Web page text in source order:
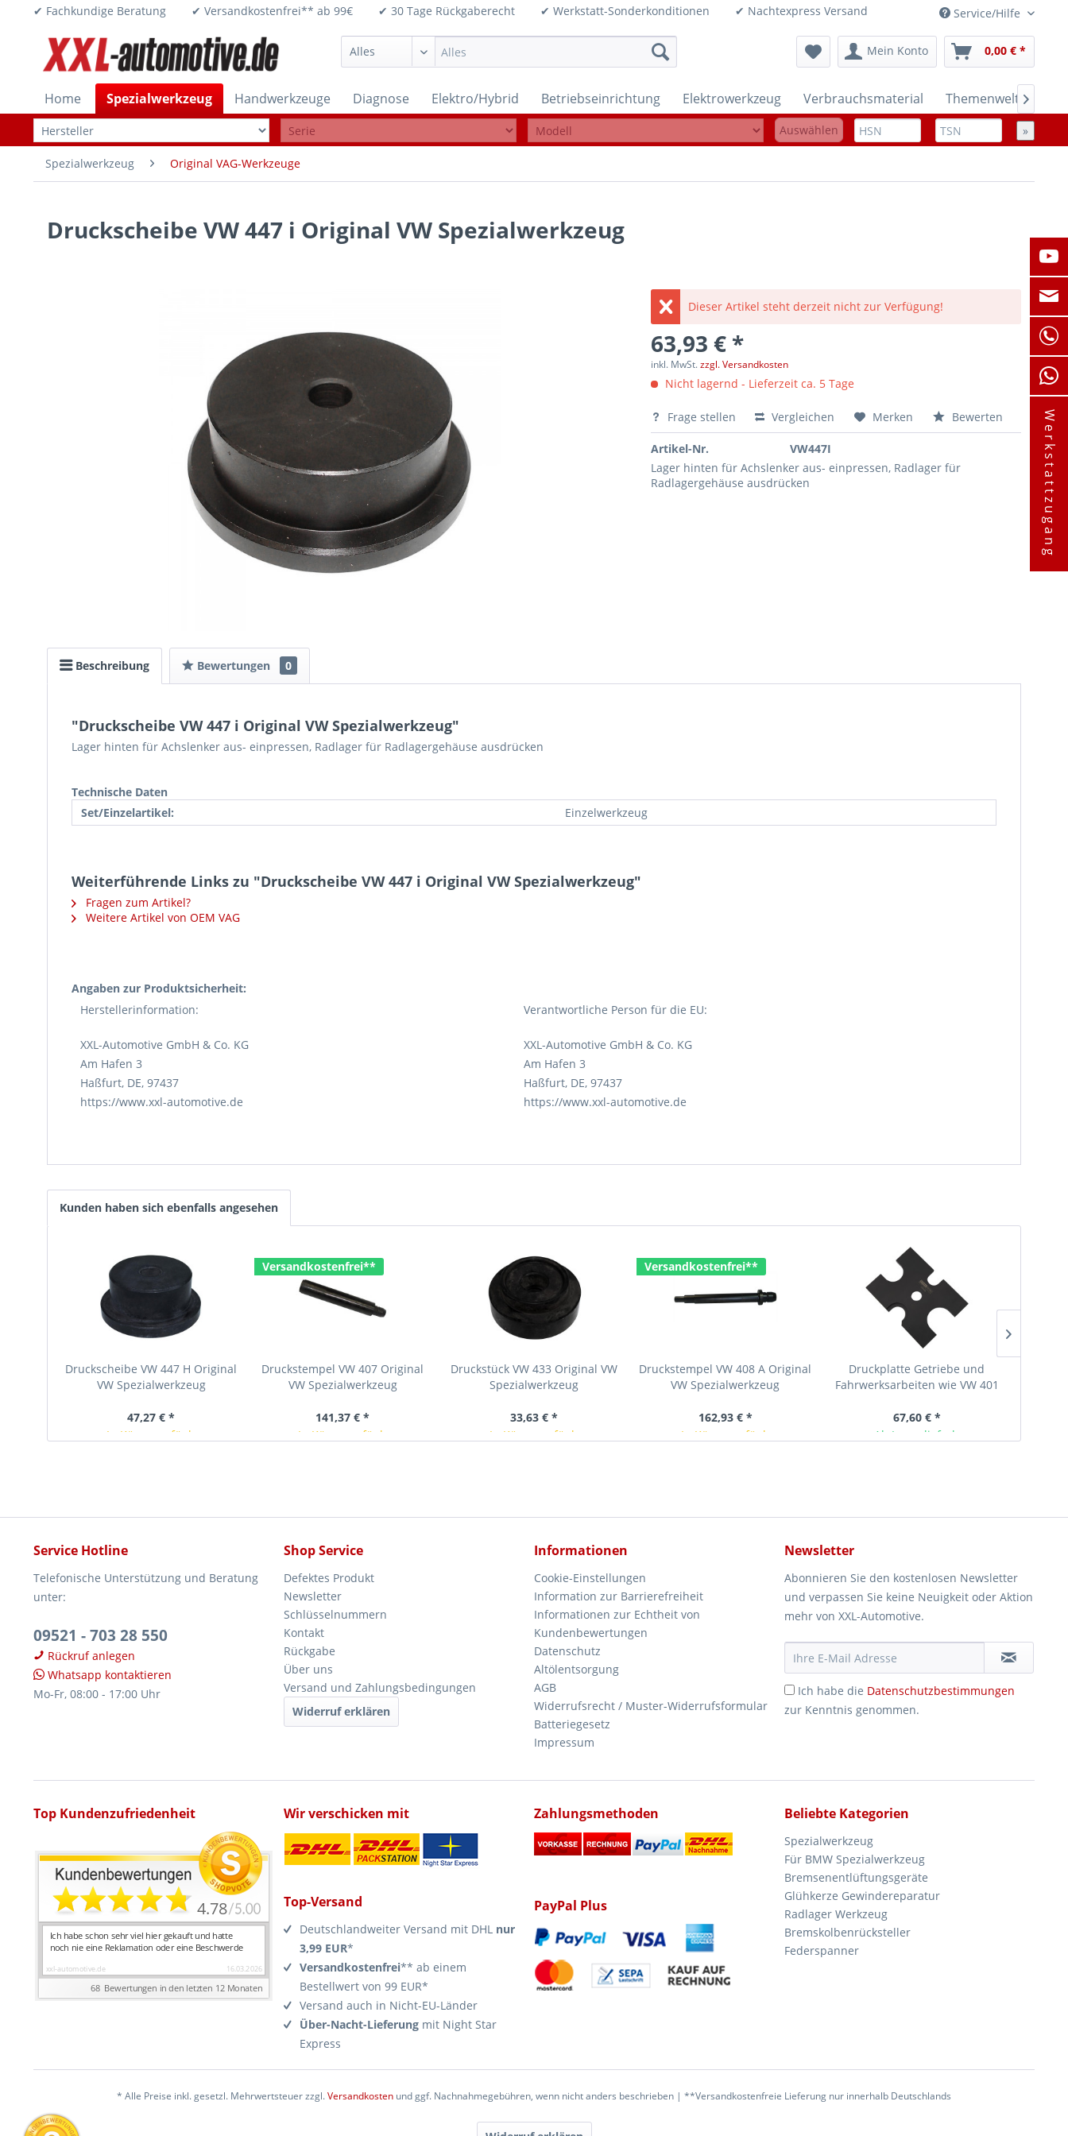
✔ Fachkundige Beratung ✔ Versandkostenfrei** ab 99€ ✔ 30 Tage Rückgaberecht ✔ Werkstatt-Sonderkonditionen ✔ Nachtexpress Versand Service/Hilfe
Mein Konto 0,00 € *
Home Spezialwerkzeug Handwerkzeuge Diagnose Elektro/Hybrid Betriebseinrichtung Elektrowerkzeug Verbrauchsmaterial Themenwelten

Auswählen »
Spezialwerkzeug Original VAG-Werkzeuge
Druckscheibe VW 447 i Original VW Spezialwerkzeug
Dieser Artikel steht derzeit nicht zur Verfügung!
63,93 € *
inkl. MwSt.zzgl. Versandkosten
Nicht lagernd - Lieferzeit ca. 5 Tage
Frage stellen Vergleichen Merken Bewerten
Artikel-Nr.
VW447I
Lager hinten für Achslenker aus- einpressen, Radlager für
Radlagergehäuse ausdrücken
Beschreibung Bewertungen 0
"Druckscheibe VW 447 i Original VW Spezialwerkzeug"
Lager hinten für Achslenker aus- einpressen, Radlager für Radlagergehäuse ausdrücken
Technische Daten
Set/Einzelartikel:
Einzelwerkzeug
Weiterführende Links zu "Druckscheibe VW 447 i Original VW Spezialwerkzeug"
Fragen zum Artikel?
Weitere Artikel von OEM VAG
Angaben zur Produktsicherheit:
Herstellerinformation:
XXL-Automotive GmbH & Co. KG
Am Hafen 3
Haßfurt, DE, 97437
https://www.xxl-automotive.de
Verantwortliche Person für die EU:
XXL-Automotive GmbH & Co. KG
Am Hafen 3
Haßfurt, DE, 97437
https://www.xxl-automotive.de
Kunden haben sich ebenfalls angesehen
Druckscheibe VW 447 H Original
VW Spezialwerkzeug
47,27 € *
In Kürze verfügbar
Versandkostenfrei**
Druckstempel VW 407 Original
VW Spezialwerkzeug
141,37 € *
In Kürze verfügbar
Druckstück VW 433 Original VW
Spezialwerkzeug
33,63 € *
In Kürze verfügbar
Versandkostenfrei**
Druckstempel VW 408 A Original
VW Spezialwerkzeug
162,93 € *
In Kürze verfügbar
Druckplatte Getriebe und
Fahrwerksarbeiten wie VW 401
67,60 € *
Ab Lager lieferbar
Service Hotline
Telefonische Unterstützung und Beratung
unter:
09521 - 703 28 550
Rückruf anlegen
Whatsapp kontaktieren
Mo-Fr, 08:00 - 17:00 Uhr
Shop Service
Defektes Produkt
Newsletter
Schlüsselnummern
Kontakt
Rückgabe
Über uns
Versand und Zahlungsbedingungen
Widerruf erklären
Informationen
Cookie-Einstellungen
Information zur Barrierefreiheit
Informationen zur Echtheit von
Kundenbewertungen
Datenschutz
Altölentsorgung
AGB
Widerrufsrecht / Muster-Widerrufsformular
Batteriegesetz
Impressum
Newsletter
Abonnieren Sie den kostenlosen Newsletter
und verpassen Sie keine Neuigkeit oder Aktion
mehr von XXL-Automotive.
Ich habe die Datenschutzbestimmungen
zur Kenntnis genommen.
Top Kundenzufriedenheit Wir verschicken mit
Top-Versand
Deutschlandweiter Versand mit DHL nur
3,99 EUR*
Versandkostenfrei** ab einem
Bestellwert von 99 EUR*
Versand auch in Nicht-EU-Länder
Über-Nacht-Lieferung mit Night Star
Express
Zahlungsmethoden
PayPal Plus
Beliebte Kategorien
Spezialwerkzeug
Für BMW Spezialwerkzeug
Bremsenentlüftungsgeräte
Glühkerze Gewindereparatur
Radlager Werkzeug
Bremskolbenrücksteller
Federspanner
* Alle Preise inkl. gesetzl. Mehrwertsteuer zzgl.Versandkosten und ggf. Nachnahmegebühren, wenn nicht anders beschrieben | **Versandkostenfreie Lieferung nur innerhalb Deutschlands
Werkstattzugang